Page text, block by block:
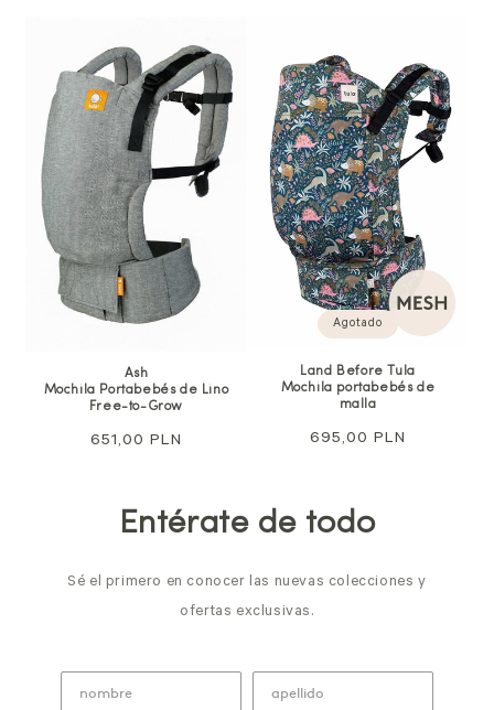
Ash
Mochila Portabebés de Lino
Free-to-Grow
Precio
651,00 PLN
Agotado
Land Before Tula
Mochila portabebés de
malla
Precio
695,00 PLN
Entérate de todo
Sé el primero en conocer las nuevas colecciones y
ofertas exclusivas.